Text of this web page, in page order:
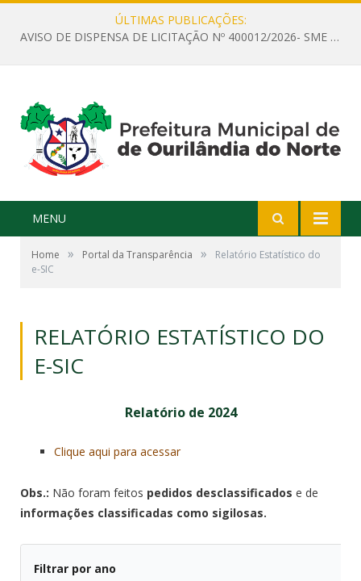
ÚLTIMAS PUBLICAÇÕES:
AVISO DE DISPENSA DE LICITAÇÃO Nº 400012/2026- SME – CONTRATAÇÃO DE EMPRESA ESPECIALIZADA PARA LOCAÇÃO DE ÔNIBUS EXECUTIVO COM CAPACIDADE DE 60 (SESSENTA) POLTRONAS, PARA TRANSPORTAR PROFESSORES RESPONSÁVEIS E ALUNOS PARA BRASÍLIA, COM SAÍDA DIA 10/08/2026 E RETORNO DIA 14/08/2026
MENU
Home » Portal da Transparência »
Relatório Estatístico do
e-SIC
RELATÓRIO ESTATÍSTICO DO
E-SIC
Relatório de 2024
Clique aqui para acessar
Obs.: Não foram feitos pedidos desclassificados e de
informações classificadas como sigilosas.
Filtrar por ano